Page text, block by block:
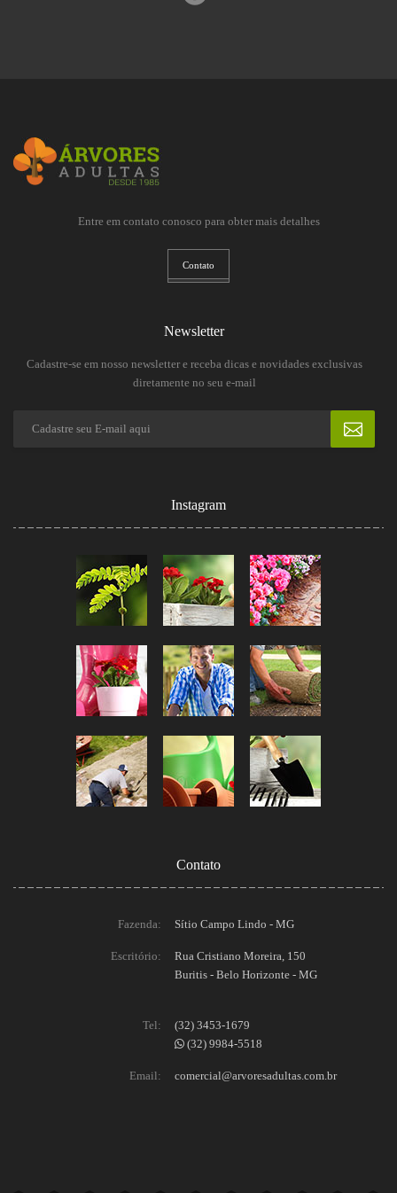
Entre em contato conosco para obter mais detalhes
Contato
Newsletter
Cadastre-se em nosso newsletter e receba dicas e novidades exclusivas
diretamente no seu e-mail
Instagram
Contato
Fazenda: Sítio Campo Lindo - MG
Escritório:
Rua Cristiano Moreira, 150
Buritis - Belo Horizonte - MG
Tel:
(32) 3453-1679
(32) 9984-5518
Email: comercial@arvoresadultas.com.br